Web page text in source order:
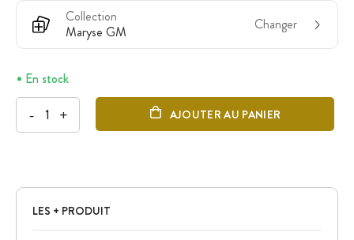
Collection
Maryse GM
Changer
En stock
- + AJOUTER AU PANIER
LES + PRODUIT